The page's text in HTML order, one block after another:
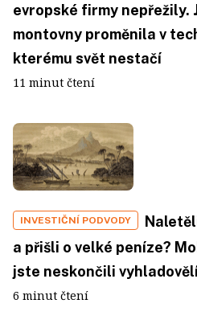
evropské firmy nepřežily.
montovny proměnila v
kterému svět nestačí
11 minut čtení
INVESTIČNÍ PODVODY
a přišli o velké peníze?
jste neskončili
6 minut čtení